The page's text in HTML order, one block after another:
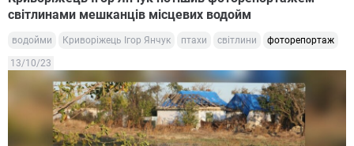
світлинами мешканців місцевих водойм
водойми Криворіжець Ігор Янчук птахи світлини фоторепортаж
13/10/23